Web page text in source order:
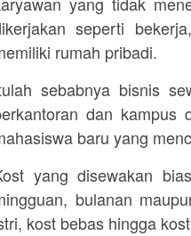
seperti
rumah pribadi.
sebabnya bisnis
dan kampus
baru yang
yang disewakan
bulanan
kost bebas hingga